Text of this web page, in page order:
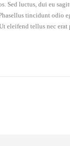
Sed luctus, dui eu
tincidunt odio
eleifend tellus nec